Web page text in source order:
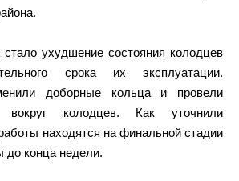
ухудшение состояния колодцев
срока их эксплуатации.
доборные кольца и провели
вокруг колодцев. Как уточнили
находятся на финальной стадии
до конца недели.